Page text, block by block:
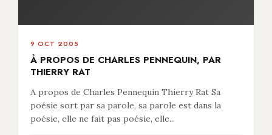
9 OCT 2005
À PROPOS DE CHARLES PENNEQUIN, PAR
THIERRY RAT
A propos de Charles Pennequin Thierry Rat Sa
poésie sort par sa parole, sa parole est dans la
poésie, elle ne fait pas poésie, elle...